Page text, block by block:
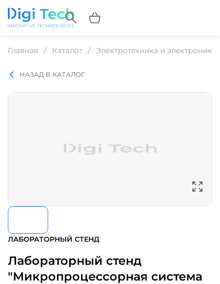
Главная Каталог Электротехника и электроника
НАЗАД В КАТАЛОГ
ЛАБОРАТОРНЫЙ СТЕНД
Лабораторный стенд
"Микропроцессорная система